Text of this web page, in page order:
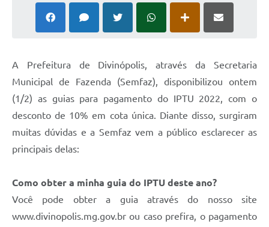
A Prefeitura de Divinópolis, através da Secretaria
Municipal de Fazenda (Semfaz), disponibilizou ontem
(1/2) as guias para pagamento do IPTU 2022, com o
desconto de 10% em cota única. Diante disso, surgiram
muitas dúvidas e a Semfaz vem a público esclarecer as
principais delas:
Como obter a minha guia do IPTU deste ano?
Você pode obter a guia através do nosso site
www.divinopolis.mg.gov.br ou caso prefira, o pagamento